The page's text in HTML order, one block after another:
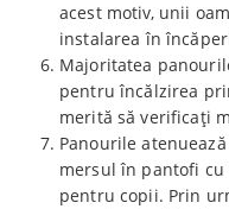
acest motiv, unii
instalarea în
Majoritatea
pentru încălzirea
merită să verificați
Panourile
mersul în pantofi
pentru copii. Prin